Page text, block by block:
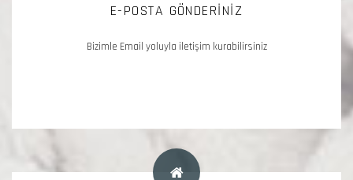
E-POSTA GÖNDERİNİZ
Bizimle Email yoluyla iletişim kurabilirsiniz
E-POSTA ADRESİMİZ
bilgi@otelnil.com